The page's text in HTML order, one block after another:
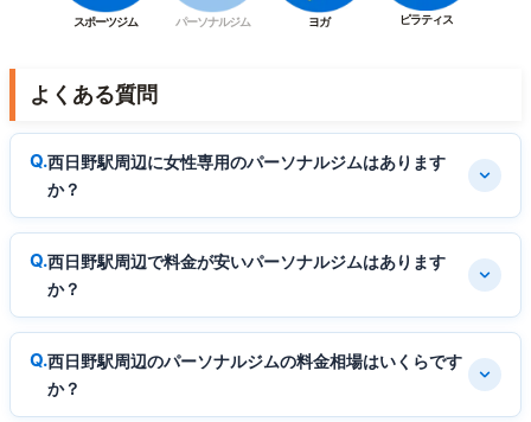
スポーツジム パーソナルジム ヨガ ピラティス
よくある質問
西日野駅周辺に女性専用のパーソナルジムはあります
か？
西日野駅周辺で料金が安いパーソナルジムはあります
か？
西日野駅周辺のパーソナルジムの料金相場はいくらです
か？